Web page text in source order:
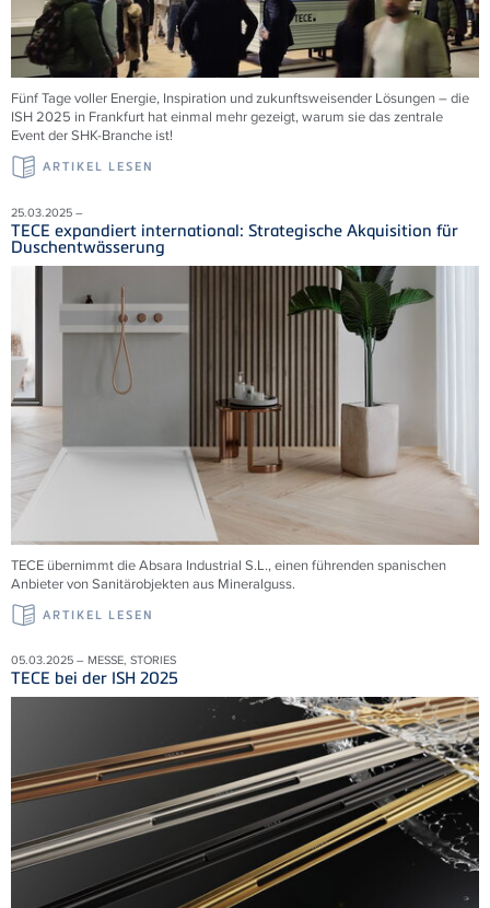
Fünf Tage voller Energie, Inspiration und zukunftsweisender Lösungen – die
ISH 2025 in Frankfurt hat einmal mehr gezeigt, warum sie das zentrale
Event der SHK-Branche ist!
ARTIKEL LESEN
25.03.2025 –
TECE expandiert international: Strategische Akquisition für
Duschentwässerung
TECE übernimmt dieAbsara Industrial S.L., einen führenden spanischen
Anbieter von Sanitärobjekten aus Mineralguss.
ARTIKEL LESEN
05.03.2025 – MESSE, STORIES
TECE bei der ISH 2025